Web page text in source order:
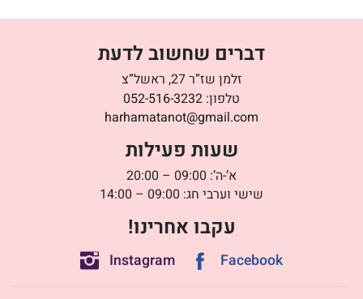
דברים שחשוב לדעת
זלמן שז”ר 27, ראשל”צ
טלפון: 052-516-3232
harhamatanot@gmail.com
שעות פעילות
א’-ה’: 09:00 – 20:00
שישי וערבי חג: 09:00 – 14:00
עקבו אחרינו!
Facebook
Instagram